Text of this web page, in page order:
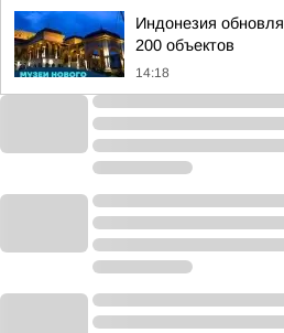
Индонезия
200 объектов
14:18